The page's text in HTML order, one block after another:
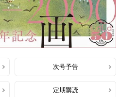
次号予告
定期購読